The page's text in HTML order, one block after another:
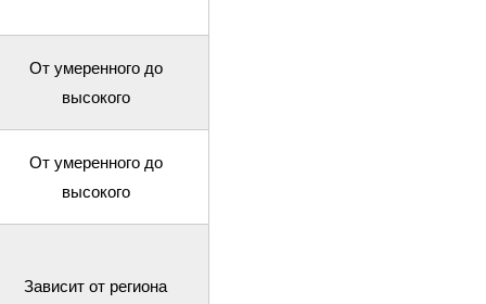
От умеренного до
высокого
От умеренного до
высокого
Зависит от региона